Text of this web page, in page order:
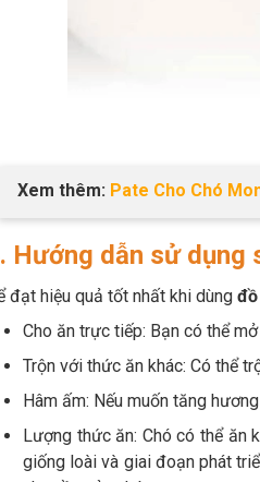
Xem thêm: Pate Cho Chó
Hướng dẫn sử dụng
đạt hiệu quả tốt nhất khi dùng
Cho ăn trực tiếp: Bạn có thể
Trộn với thức ăn khác: Có thể
Hâm ấm: Nếu muốn tăng
Lượng thức ăn: Chó có thể
giống loài và giai đoạn phát